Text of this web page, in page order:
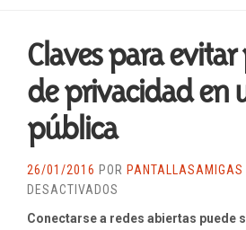
Claves para
de privacidad en
pública
26/01/2016 POR PANTALLASAMIGAS
DESACTIVADOS
Conectarse a redes abiertas puede